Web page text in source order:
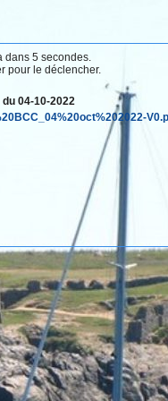
dans 5 secondes.
pour le déclencher.
04-10-2022